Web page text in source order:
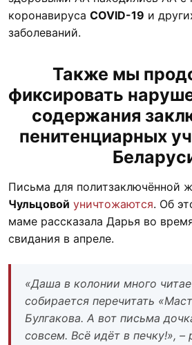
коронавируса COVID-19 и
заболеваний.
Также мы
фиксировать
содержания
пенитенциарных
Письма для политзаключённой
Чульцовой уничтожаются. Об
маме рассказала Дарья во
свидания в апреле.
«Даша в колонии много
собирается перечитать
Булгакова. А вот письма
совсем. Всё идёт в печку!», –